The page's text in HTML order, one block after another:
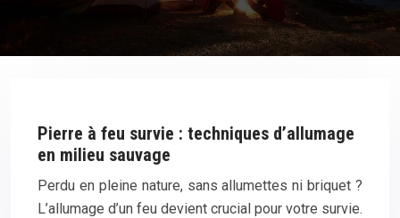
Pierre à feu survie : techniques d’allumage
en milieu sauvage
Perdu en pleine nature, sans allumettes ni briquet ?
L’allumage d’un feu devient crucial pour votre survie.